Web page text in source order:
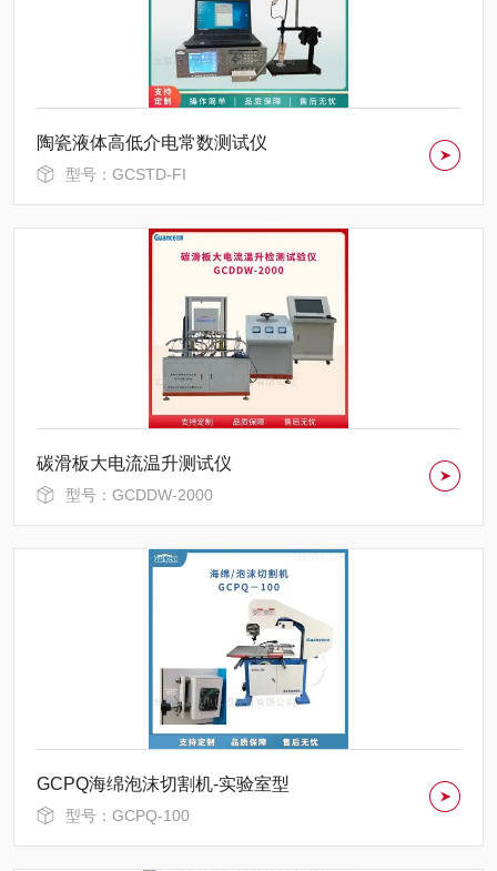
陶瓷液体高低介电常数测试仪
型号：GCSTD-FI
碳滑板大电流温升测试仪
型号：GCDDW-2000
GCPQ海绵泡沫切割机-实验室型
型号：GCPQ-100